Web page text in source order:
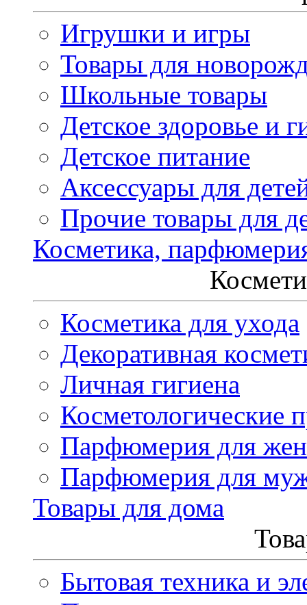
Игрушки и игры
Товары для
Школьные товары
Детское здоровье и
Детское питание
Аксессуары для
Прочие товары для
Косметика,
Косметика для ухода
Декоративная
Личная гигиена
Косметологические
Парфюмерия для
Парфюмерия для
Товары для дома
Бытовая техника и